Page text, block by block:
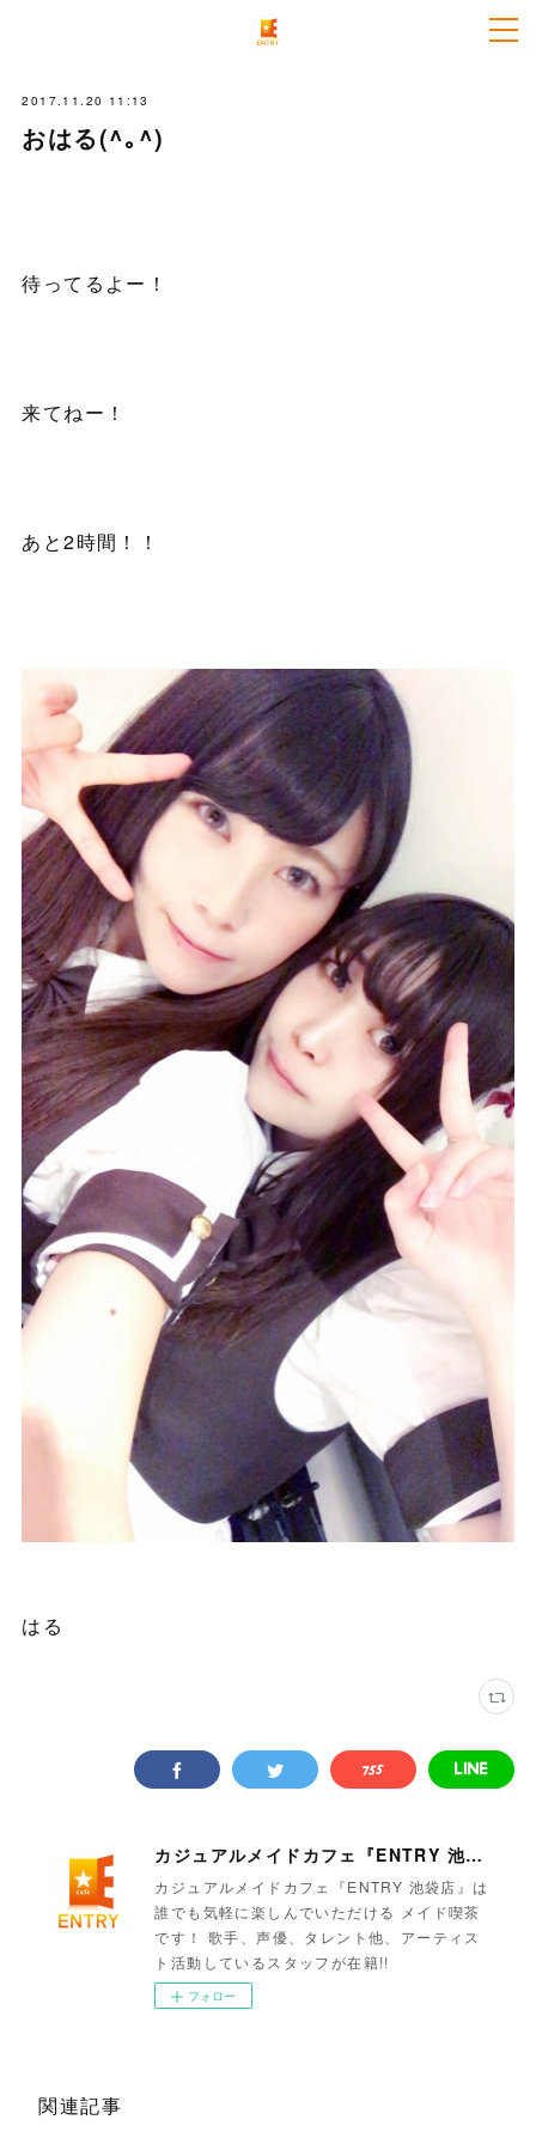
2017.11.20 11:13
おはる(^｡^)
待ってるよー！
来てねー！
あと2時間！！
はる
カジュアルメイドカフェ『ENTRY 池袋店』
カジュアルメイドカフェ『ENTRY 池袋店』は
誰でも気軽に楽しんでいただける メイド喫茶
です！ 歌手、声優、タレント他、アーティス
ト活動しているスタッフが在籍!!
フォロー
関連記事